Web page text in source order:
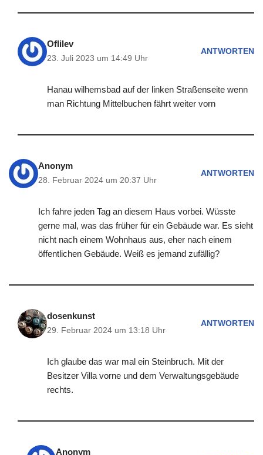
Oflilev
23. Juli 2023 um 14:49 Uhr
ANTWORTEN
Hanau wilhemsbad auf der linken Straßenseite wenn
man Richtung Mittelbuchen fährt weiter vorn
Anonym
28. Februar 2024 um 20:37 Uhr
ANTWORTEN
Ich fahre jeden Tag an diesem Haus vorbei. Wüsste
gerne mal, was das früher für ein Gebäude war. Es sieht
nicht nach einem Wohnhaus aus, eher nach einem
öffentlichen Gebäude. Weiß es jemand zufällig?
dosenkunst
29. Februar 2024 um 13:18 Uhr
ANTWORTEN
Ich glaube das war mal ein Steinbruch. Mit der
Besitzer Villa vorne und dem Verwaltungsgebäude
rechts.
Anonym